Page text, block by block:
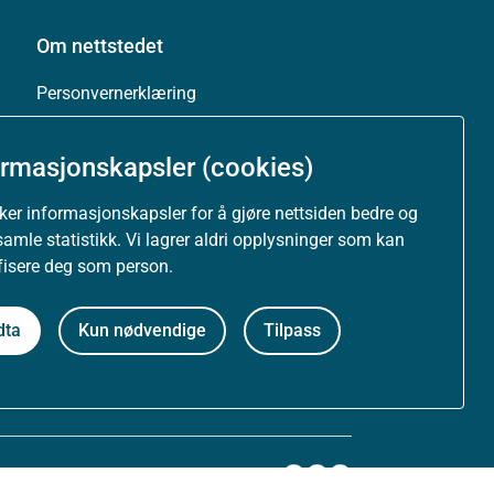
(cookies)
informasjonskapsler for å gjøre nettsiden bedre og
statistikk. Vi lagrer aldri opplysninger som kan
deg som person.
Kun nødvendige Tilpass
Om nettstedet
Personvernerklæring
Besøksstatistikk og informasjonskapsler
Nyhetsvarsel og abonnement
Åpne data (API)